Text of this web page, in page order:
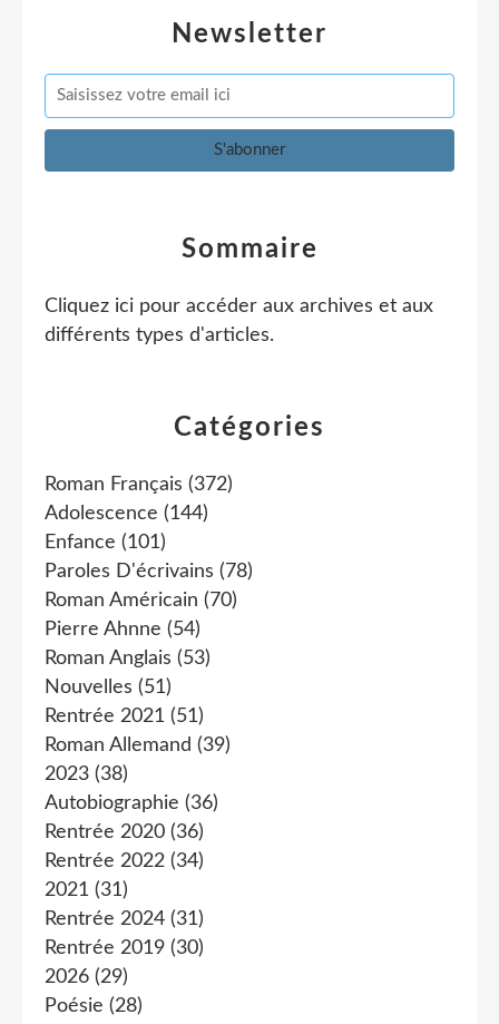
Newsletter
Catégories
Roman Français (372)
Adolescence (144)
Enfance (101)
Paroles D'écrivains (78)
Roman Américain (70)
Pierre Ahnne (54)
Roman Anglais (53)
Nouvelles (51)
Rentrée 2021 (51)
Roman Allemand (39)
2023 (38)
Autobiographie (36)
Rentrée 2020 (36)
Rentrée 2022 (34)
2021 (31)
Rentrée 2024 (31)
Rentrée 2019 (30)
2026 (29)
Poésie (28)
Sommaire
Cliquez ici pour accéder aux archives et aux
différents types d'articles.